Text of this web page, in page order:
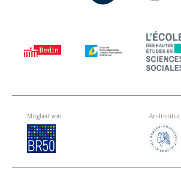
Mitglied von An-Institut